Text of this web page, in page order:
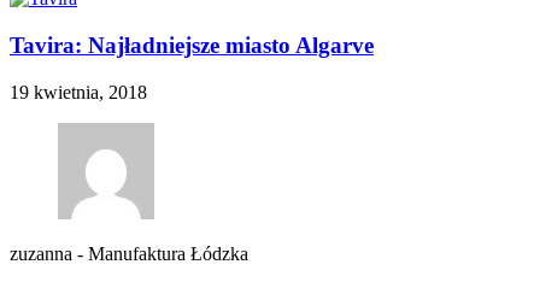
Tavira: Najładniejsze miasto Algarve
19 kwietnia, 2018
zuzanna - Manufaktura Łódzka